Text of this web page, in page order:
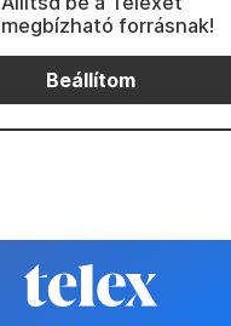
megbízható forrásnak!
Beállítom